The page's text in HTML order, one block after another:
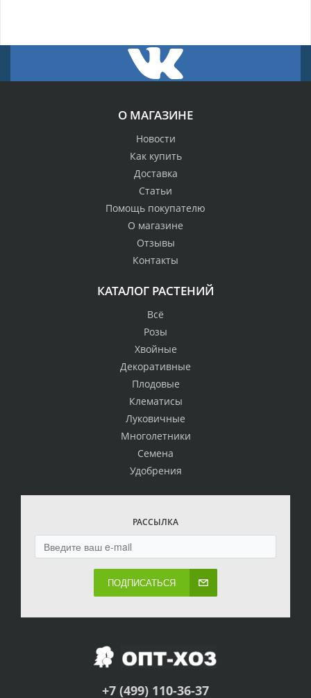
О МАГАЗИНЕ
Новости
Как купить
Доставка
Статьи
Помощь покупателю
О магазине
Отзывы
Контакты
КАТАЛОГ РАСТЕНИЙ
Всё
Розы
Хвойные
Декоративные
Плодовые
Клематисы
Луковичные
Многолетники
Семена
Удобрения
РАССЫЛКА
ПОДПИСАТЬСЯ
+7 (499) 110-36-37